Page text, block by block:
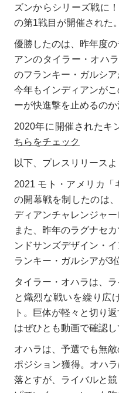
ズンからシリーズ戦に
の第1戦目が開催された。
優勝したのは、昨年度
アンのタイラー・オハ
のフランキー・ガルシア
今年もインディアンが
ーが快進撃を止めるのか
2020年に開催されたキ
ちらをチェック
以下、プレスリリースよ
2021 モト・アメリカ「
の開幕戦を制したのは
ディアンチャレンジャ
また、昨年のラグナセ
ンドサンズデザイン・
ランキー・ガルシアが3
タイラー・オハラは、
と熾烈な戦いを繰り広
ト。巨体が軽々と切り
はぜひとも動画で確認し
オハラは、予選でも無
ポジション獲得。オハ
落とすが、ライバルと